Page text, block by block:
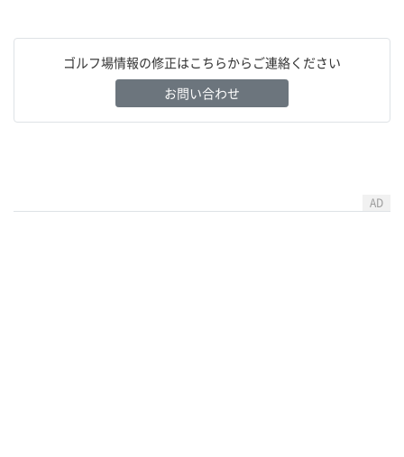
ゴルフ場情報の修正はこちらからご連絡ください
お問い合わせ
AD